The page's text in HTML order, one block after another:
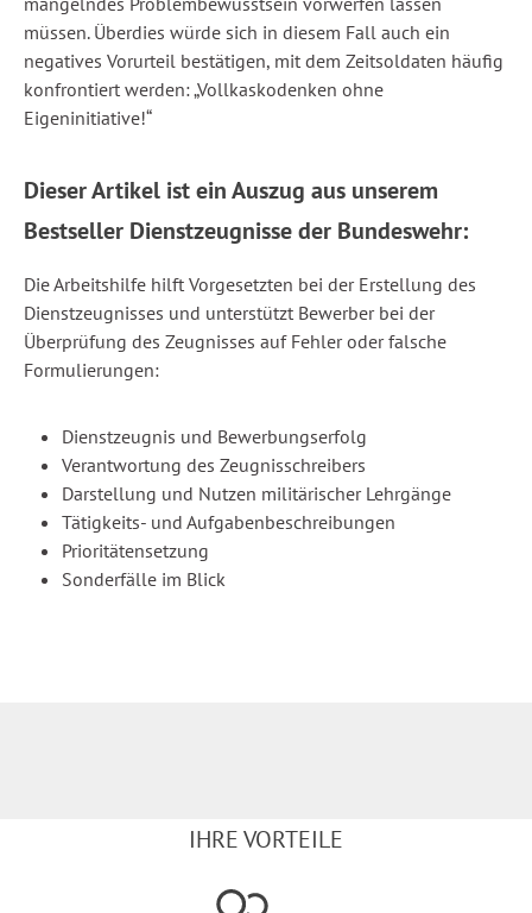
müssen. Überdies würde sich in diesem Fall auch ein
negatives Vorurteil bestätigen, mit dem Zeitsoldaten häufig
konfrontiert werden: „Vollkaskodenken ohne
Eigeninitiative!“
Dieser Artikel ist ein Auszug aus unserem
Bestseller Dienstzeugnisse der Bundeswehr:
Die Arbeitshilfe hilft Vorgesetzten bei der Erstellung des
Dienstzeugnisses und unterstützt Bewerber bei der
Überprüfung des Zeugnisses auf Fehler oder falsche
Formulierungen:
Dienstzeugnis und Bewerbungserfolg
Verantwortung des Zeugnisschreibers
Darstellung und Nutzen militärischer Lehrgänge
Tätigkeits- und Aufgabenbeschreibungen
Prioritätensetzung
Sonderfälle im Blick
IHRE VORTEILE